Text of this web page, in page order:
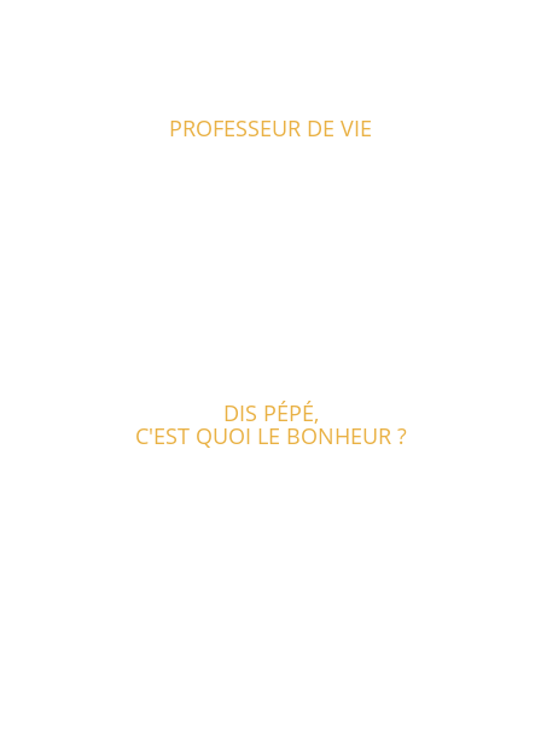
PROFESSEUR DE VIE
DIS PÉPÉ,
C'EST QUOI LE BONHEUR ?